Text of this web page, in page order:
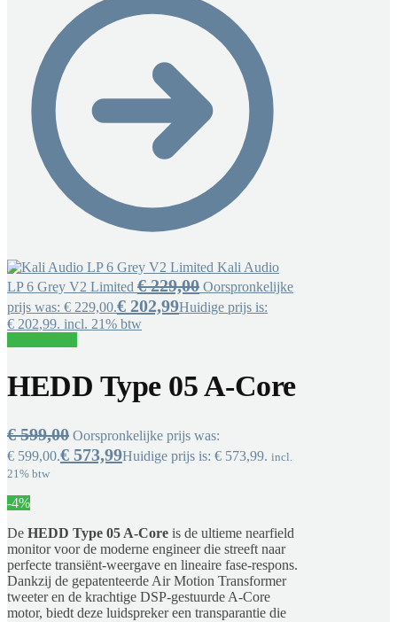
Kali Audio
LP 6 Grey V2 Limited €229,00 Oorspronkelijke
prijs was: € 229,00.€ 202,99Huidige prijs is:
€ 202,99. incl. 21% btw
HEDD Type 05 A-Core
€599,00 Oorspronkelijke prijs was:
€ 599,00.€ 573,99Huidige prijs is: € 573,99. incl.
21% btw
-4%
De HEDD Type 05 A-Core is de ultieme nearfield
monitor voor de moderne engineer die streeft naar
perfecte transiënt-weergave en lineaire fase-respons.
Dankzij de gepatenteerde Air Motion Transformer
tweeter en de krachtige DSP-gestuurde A-Core
motor, biedt deze luidspreker een transparantie die